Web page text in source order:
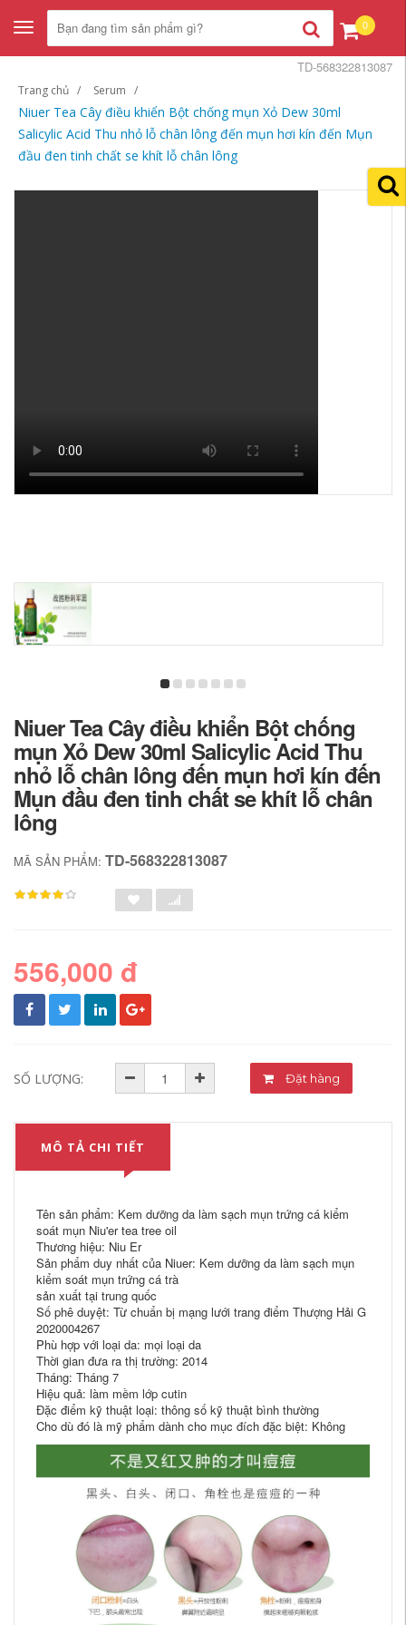
Toggle
navigation
0
Trang chủ Serum
Niuer Tea Cây điều khiển Bột chống mụn Xỏ Dew 30ml
Salicylic Acid Thu nhỏ lỗ chân lông đến mụn hơi kín đến Mụn
đầu đen tinh chất se khít lỗ chân lông
TD-568322813087
Niuer Tea Cây điều khiển Bột chống
mụn Xỏ Dew 30ml Salicylic Acid Thu
nhỏ lỗ chân lông đến mụn hơi kín đến
Mụn đầu đen tinh chất se khít lỗ chân
lông
MÃ SẢN PHẨM: TD-568322813087
556,000 đ
SỐ LƯỢNG: Đặt hàng
MÔ TẢ CHI TIẾT
Tên sản phẩm: Kem dưỡng da làm sạch mụn trứng cá kiểm
soát mụn Niu'er tea tree oil
Thương hiệu: Niu Er
Sản phẩm duy nhất của Niuer: Kem dưỡng da làm sạch mụn
kiểm soát mụn trứng cá trà
sản xuất tại trung quốc
Số phê duyệt: Từ chuẩn bị mạng lưới trang điểm Thượng Hải G
2020004267
Phù hợp với loại da: mọi loại da
Thời gian đưa ra thị trường: 2014
Tháng: Tháng 7
Hiệu quả: làm mềm lớp cutin
Đặc điểm kỹ thuật loại: thông số kỹ thuật bình thường
Cho dù đó là mỹ phẩm dành cho mục đích đặc biệt: Không